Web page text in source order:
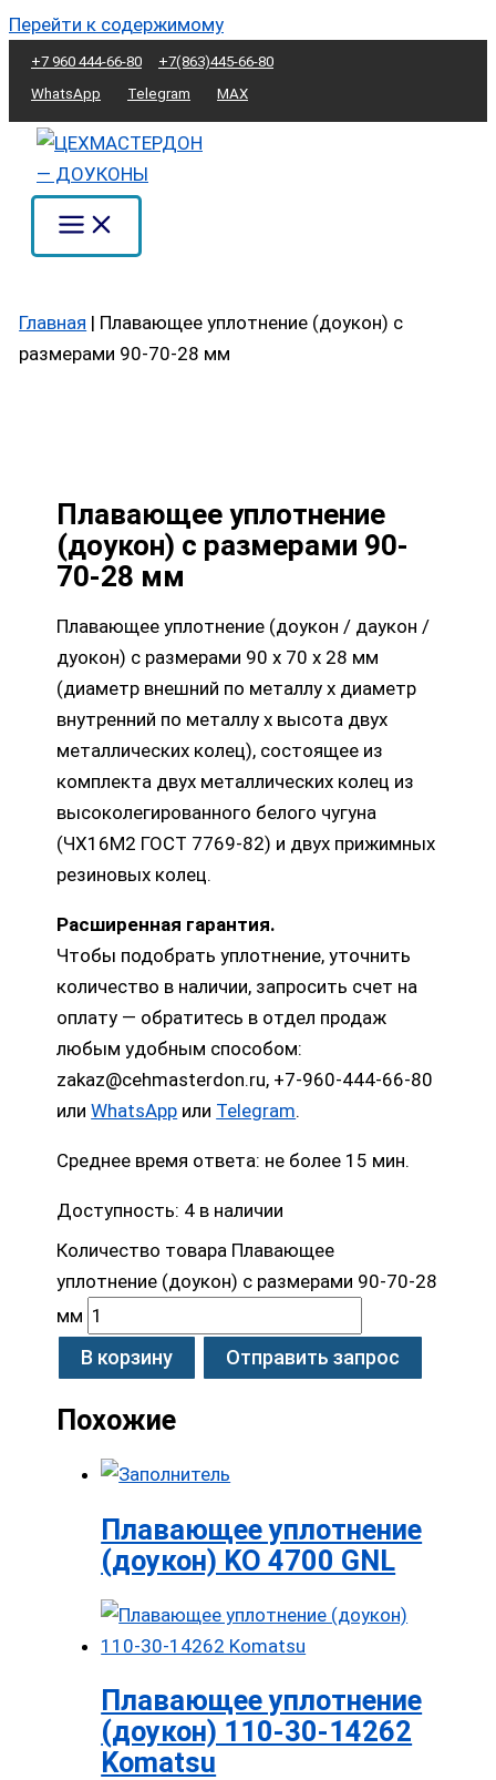
Перейти к содержимому
+7 960 444-66-80
+7(863)445-66-80
WhatsApp
Telegram MAX
Главная | Плавающее уплотнение (доукон) с
размерами 90-70-28 мм
Плавающее уплотнение
(доукон) с размерами 90-
70-28 мм
Плавающее уплотнение (доукон / даукон /
дуокон) с размерами 90 х 70 х 28 мм
(диаметр внешний по металлу х диаметр
внутренний по металлу х высота двух
металлических колец), состоящее из
комплекта двух металлических колец из
высоколегированного белого чугуна
(ЧХ16М2 ГОСТ 7769-82) и двух прижимных
резиновых колец.
Расширенная гарантия.
Чтобы подобрать уплотнение, уточнить
количество в наличии, запросить счет на
оплату — обратитесь в отдел продаж
любым удобным способом:
zakaz@cehmasterdon.ru, +7-960-444-66-80
илиWhatsApp или Telegram.
Среднее время ответа: не более 15 мин.
Доступность: 4 в наличии
Количество товара Плавающее
уплотнение (доукон) с размерами 90-70-28
мм
В корзину Отправить запрос
Похожие
Плавающее уплотнение
(доукон) KO 4700 GNL
Плавающее уплотнение
(доукон) 110-30-14262
Komatsu